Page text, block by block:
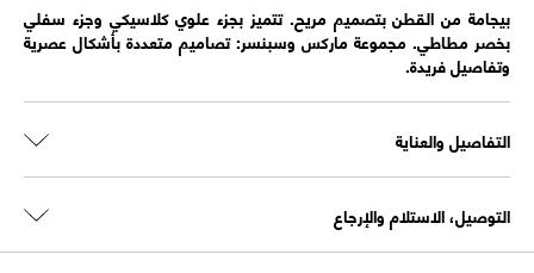
بيجامة من القطن بتصميم مريح. تتميز بجزء علوي كلاسيكي وجزء سفلي
بخصر مطاطي. مجموعة ماركس وسبنسر: تصاميم متعددة بأشكال عصرية
وتفاصيل فريدة.
التفاصيل والعناية
التوصيل، الاستلام والإرجاع